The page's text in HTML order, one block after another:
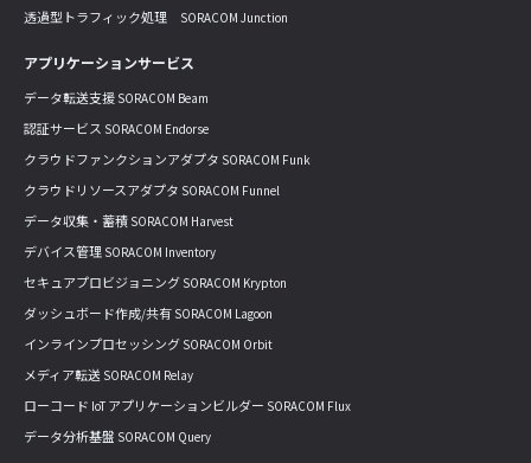
透過型トラフィック処理 SORACOM Junction
アプリケーションサービス
データ転送支援 SORACOM Beam
認証サービス SORACOM Endorse
クラウドファンクションアダプタ SORACOM Funk
クラウドリソースアダプタ SORACOM Funnel
データ収集・蓄積 SORACOM Harvest
デバイス管理 SORACOM Inventory
セキュアプロビジョニング SORACOM Krypton
ダッシュボード作成/共有 SORACOM Lagoon
インラインプロセッシング SORACOM Orbit
メディア転送 SORACOM Relay
ローコード IoT アプリケーションビルダー SORACOM Flux
データ分析基盤 SORACOM Query